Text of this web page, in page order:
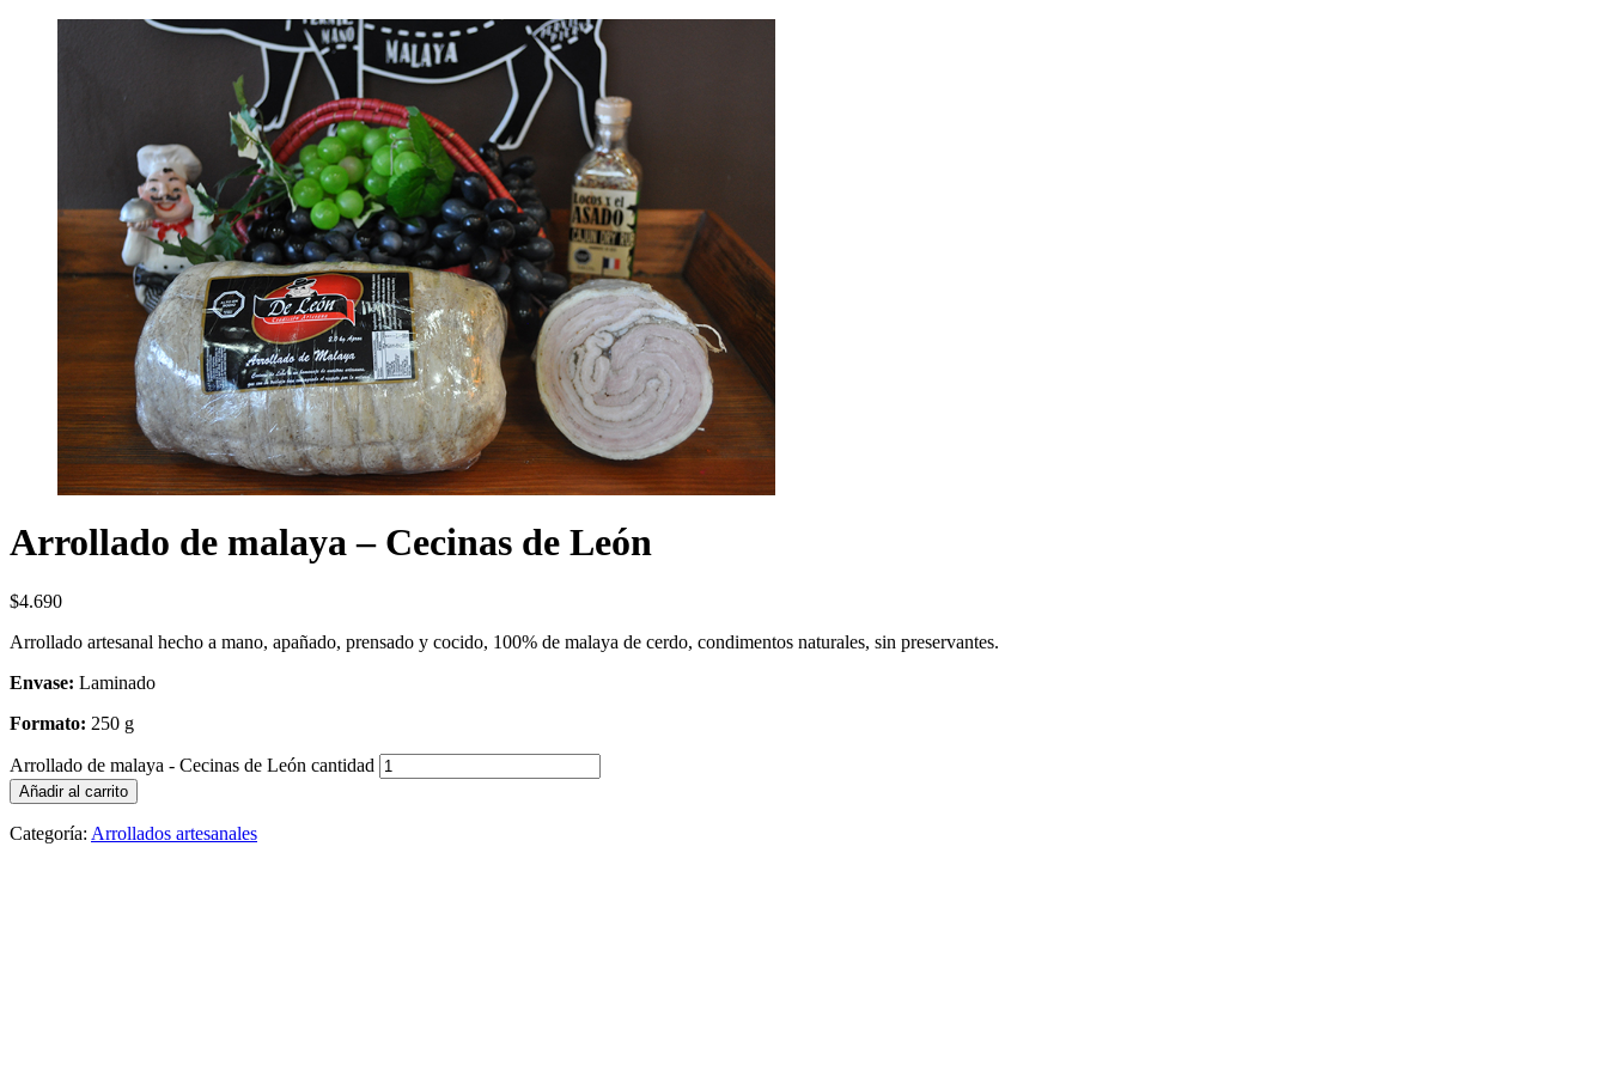
Arrollado de malaya – Cecinas de León
$4.690
Arrollado artesanal hecho a mano, apañado, prensado y cocido, 100% de malaya de cerdo, condimentos naturales, sin preservantes.
Envase: Laminado
Formato: 250 g
Arrollado de malaya - Cecinas de León cantidad
Añadir al carrito
Categoría: Arrollados artesanales